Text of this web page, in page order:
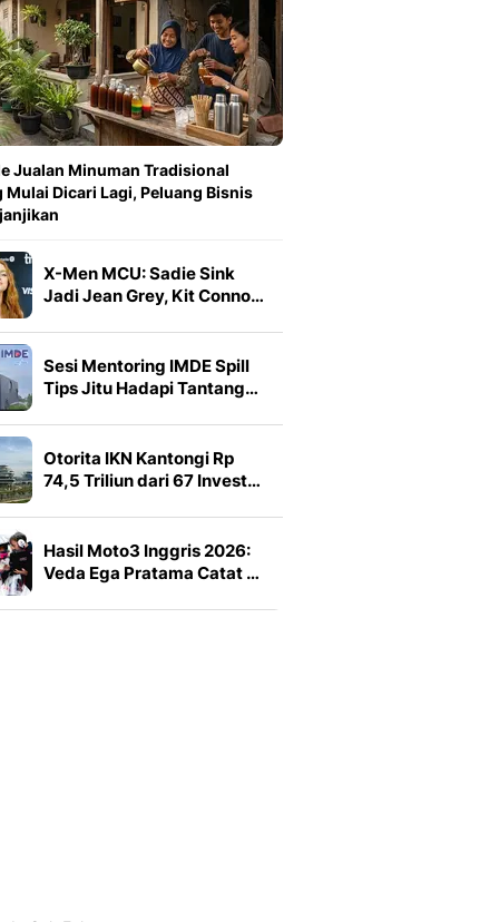
Jualan Minuman Tradisional
Mulai Dicari Lagi, Peluang Bisnis
X-Men MCU: Sadie Sink
Jadi Jean Grey, Kit Conno…
Sesi Mentoring IMDE Spill
Tips Jitu Hadapi Tantang…
Otorita IKN Kantongi Rp
74,5 Triliun dari 67 Invest…
Hasil Moto3 Inggris 2026:
Veda Ega Pratama Catat …